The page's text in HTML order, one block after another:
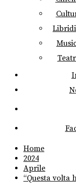
Home
2024
Aprile
“Questa volta